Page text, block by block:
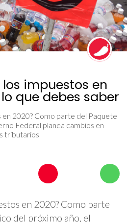
impuestos en
que debes saber
2020? Como parte del Paquete
Federal planea cambios en
tributarios
en 2020? Como parte
del próximo año, el